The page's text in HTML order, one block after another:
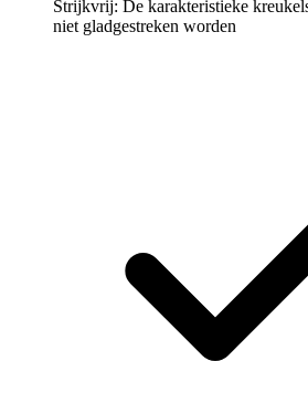
Strijkvrij: De karakteristieke
niet gladgestreken worden